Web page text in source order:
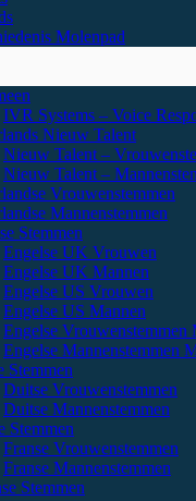
Molenpad
IVR Systems – Voice
Nieuw Talent
Nieuw Talent –
Nieuw Talent –
Vrouwenstemmen
Mannenstemmen
Stemmen
Engelse UK Vrouwen
Engelse UK Mannen
Engelse US Vrouwen
Engelse US Mannen
Engelse
Engelse Mannenstemmen
Stemmen
Duitse Vrouwenstemmen
Duitse Mannenstemmen
Stemmen
Franse Vrouwenstemmen
Franse Mannenstemmen
Stemmen